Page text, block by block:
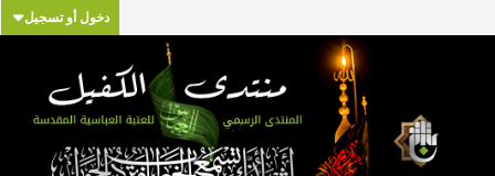
دخول أو تسجيل